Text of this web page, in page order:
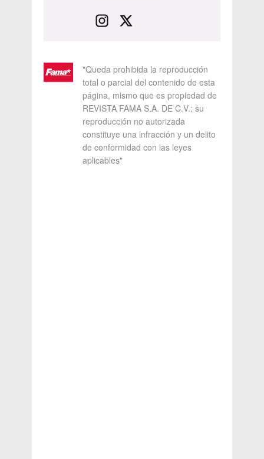
"Queda prohibida la reproducción
total o parcial del contenido de esta
página, mismo que es propiedad de
REVISTA FAMA S.A. DE C.V.; su
reproducción no autorizada
constituye una infracción y un delito
de conformidad con las leyes
aplicables"